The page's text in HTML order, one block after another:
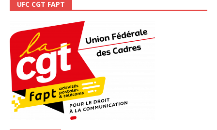
UFC CGT FAPT